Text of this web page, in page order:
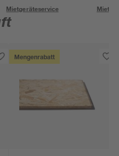
Mietgeräteservice
Mengenrabatt